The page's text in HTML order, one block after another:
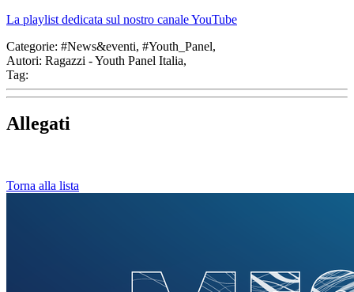
La playlist dedicata sul nostro canale YouTube
Categorie: #News&eventi, #Youth_Panel,
Autori: Ragazzi - Youth Panel Italia,
Tag:
Allegati
Torna alla lista